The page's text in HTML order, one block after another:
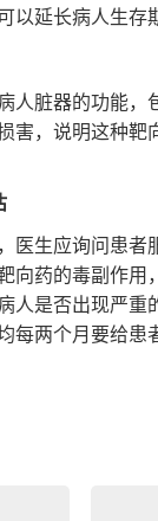
以延长病人生存
脏器的功能，
害，说明这种靶
生应询问患者
向药的毒副作用
人是否出现严重
每两个月要给患